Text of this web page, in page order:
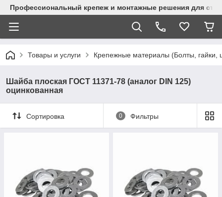
Профессиональный крепеж и монтажные решения для
Товары и услуги Крепежные материалы (Болты, гайки,
Шайба плоская ГОСТ 11371-78 (аналог DIN 125)
оцинкованная
Сортировка 0 Фильтры